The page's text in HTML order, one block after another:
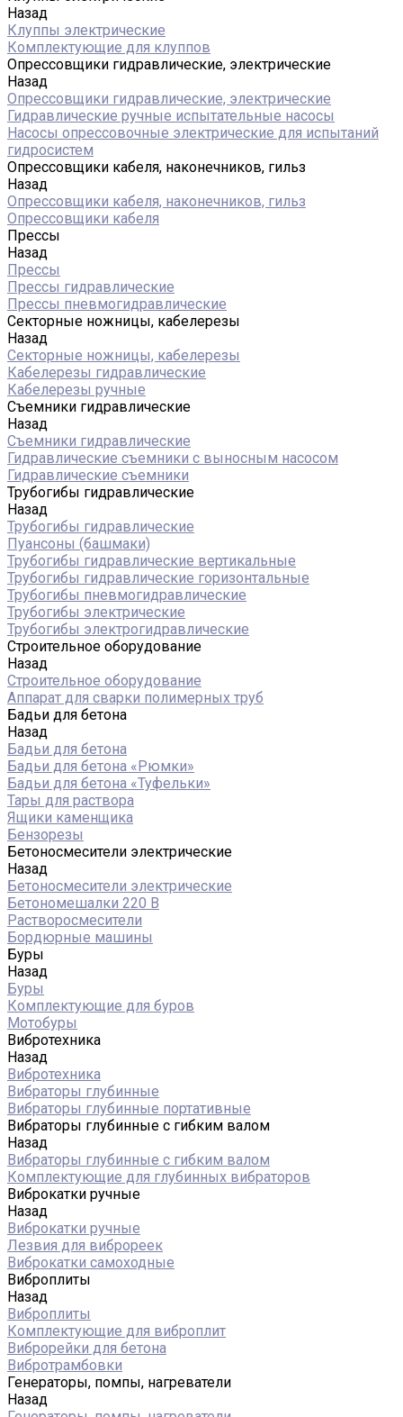
Назад
Клуппы электрические
Комплектующие для клуппов
Опрессовщики гидравлические, электрические
Назад
Опрессовщики гидравлические, электрические
Гидравлические ручные испытательные насосы
Насосы опрессовочные электрические для испытаний
гидросистем
Опрессовщики кабеля, наконечников, гильз
Назад
Опрессовщики кабеля, наконечников, гильз
Опрессовщики кабеля
Прессы
Назад
Прессы
Прессы гидравлические
Прессы пневмогидравлические
Секторные ножницы, кабелерезы
Назад
Секторные ножницы, кабелерезы
Кабелерезы гидравлические
Кабелерезы ручные
Съемники гидравлические
Назад
Съемники гидравлические
Гидравлические cъемники с выносным насосом
Гидравлические съемники
Трубогибы гидравлические
Назад
Трубогибы гидравлические
Пуансоны (башмаки)
Трубогибы гидравлические вертикальные
Трубогибы гидравлические горизонтальные
Трубогибы пневмогидравлические
Трубогибы электрические
Трубогибы электрогидравлические
Строительное оборудование
Назад
Строительное оборудование
Аппарат для сварки полимерных труб
Бадьи для бетона
Назад
Бадьи для бетона
Бадьи для бетона «Рюмки»
Бадьи для бетона «Туфельки»
Тары для раствора
Ящики каменщика
Бензорезы
Бетоносмесители электрические
Назад
Бетоносмесители электрические
Бетономешалки 220 В
Растворосмесители
Бордюрные машины
Буры
Назад
Буры
Комплектующие для буров
Мотобуры
Вибротехника
Назад
Вибротехника
Вибраторы глубинные
Вибраторы глубинные портативные
Вибраторы глубинные с гибким валом
Назад
Вибраторы глубинные с гибким валом
Комплектующие для глубинных вибраторов
Виброкатки ручные
Назад
Виброкатки ручные
Лезвия для виброреек
Виброкатки самоходные
Виброплиты
Назад
Виброплиты
Комплектующие для виброплит
Виброрейки для бетона
Вибротрамбовки
Генераторы, помпы, нагреватели
Назад